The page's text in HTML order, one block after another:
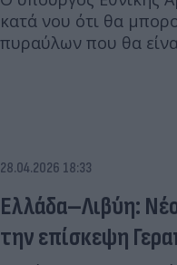
κατά νου ότι θα
πυραύλων που θα
28.04.2026 18:33
Ελλάδα–Λιβύη:
την επίσκεψη